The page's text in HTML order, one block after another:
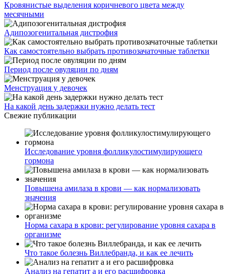
Кровянистые выделения коричневого цвета между
месячными
Адипозогенитальная дистрофия
Как самостоятельно выбрать противозачаточные таблетки
Период после овуляции по дням
Менструация у девочек
На какой день задержки нужно делать тест
Свежие публикации
Исследование уровня фолликулостимулирующего
гормона
Повышена амилаза в крови — как нормализовать
значения
Норма сахара в крови: регулирование уровня сахара в
организме
Что такое болезнь Виллебранда, и как ее лечить
Анализ на гепатит а и его расшифровка